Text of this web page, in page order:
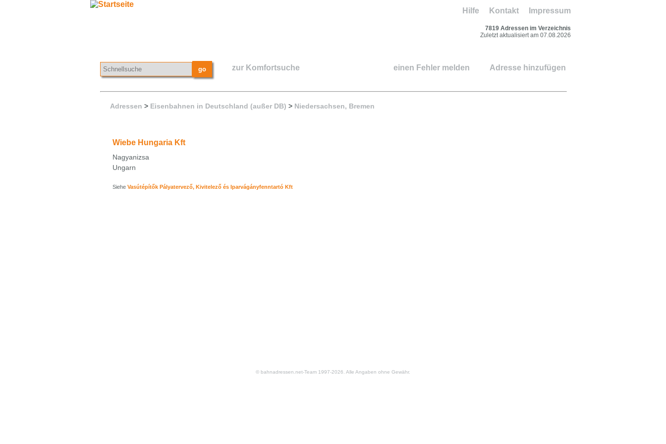
Impressum
Kontakt
Hilfe
7819 Adressen im Verzeichnis
Zuletzt aktualisiert am 07.08.2026
einen Fehler melden Adresse hinzufügen
zur Komfortsuche
Adressen > Eisenbahnen in Deutschland (außer DB) > Niedersachsen, Bremen
Wiebe Hungaria Kft
Nagyanizsa
Ungarn
Siehe Vasútépítők Pályatervező, Kivitelező és Iparvágányfenntartó Kft
© bahnadressen.net-Team 1997-2026. Alle Angaben ohne Gewähr.